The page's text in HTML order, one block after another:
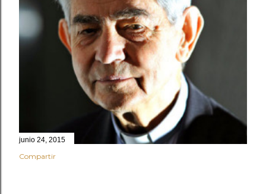
s
junio 24, 2015
Compartir